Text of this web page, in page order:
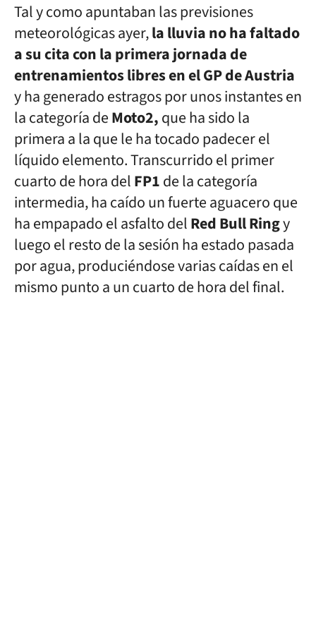
Tal y como apuntaban las previsiones
meteorológicas ayer,la lluvia no ha faltado
a su cita con la primera jornada de
entrenamientos libres en el GP de Austria
y ha generado estragos por unos instantes en
la categoría deMoto2,que ha sido la
primera a la que le ha tocado padecer el
líquido elemento. Transcurrido el primer
cuarto de hora delFP1de la categoría
intermedia, ha caído un fuerte aguacero que
ha empapado el asfalto delRed Bull Ringy
luego el resto de la sesión ha estado pasada
por agua, produciéndose varias caídas en el
mismo punto a un cuarto de hora del final.